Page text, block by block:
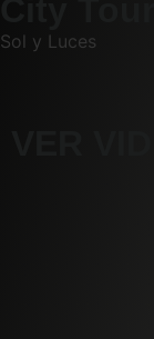
Sol y Luces